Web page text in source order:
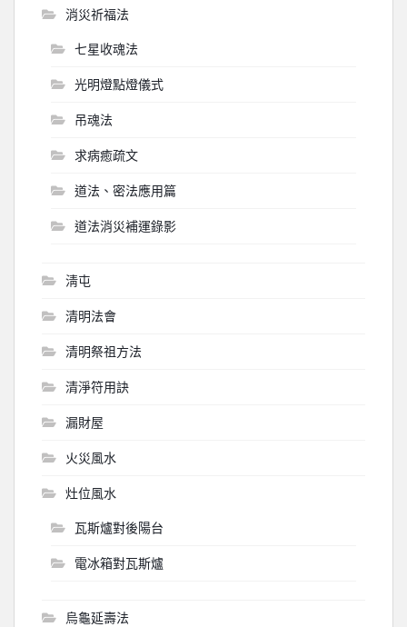
消災祈福法
七星收魂法
光明燈點燈儀式
吊魂法
求病癒疏文
道法、密法應用篇
道法消災補運錄影
淸屯
清明法會
清明祭祖方法
清淨符用訣
漏財屋
火災風水
灶位風水
瓦斯爐對後陽台
電冰箱對瓦斯爐
烏龜延壽法